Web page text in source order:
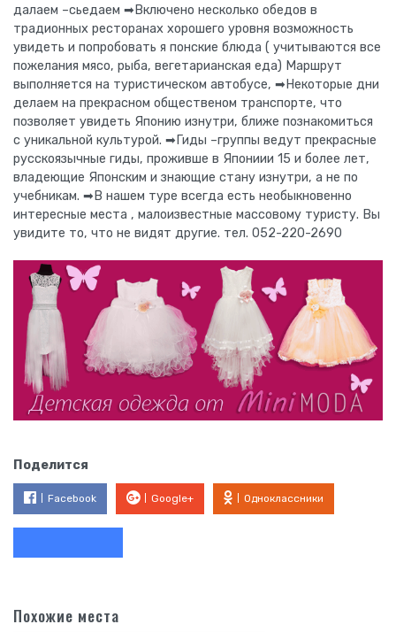
далаем –сьедаем ➡Включено несколько обедов в
традионных ресторанах хорошего уровня возможность
увидеть и попробовать я понские блюда ( учитываются все
пожелания мясо, рыба, вегетарианская еда) Маршрут
выполняется на туристическом автобусе, ➡Некоторые дни
делаем на прекрасном общественом транспорте, что
позволяет увидеть Японию изнутри, ближе познакомиться
с уникальной культурой. ➡Гиды –группы ведут прекрасные
русскоязычные гиды, проживше в Япониии 15 и более лет,
владеющие Японским и знающие стану изнутри, а не по
учебникам. ➡В нашем туре всегда есть необыкновенно
интересные места , малоизвестные массовому туристу. Вы
увидите то, что не видят другие. тел. 052-220-2690
Поделится
Facebook Google+ Одноклассники
Похожие места